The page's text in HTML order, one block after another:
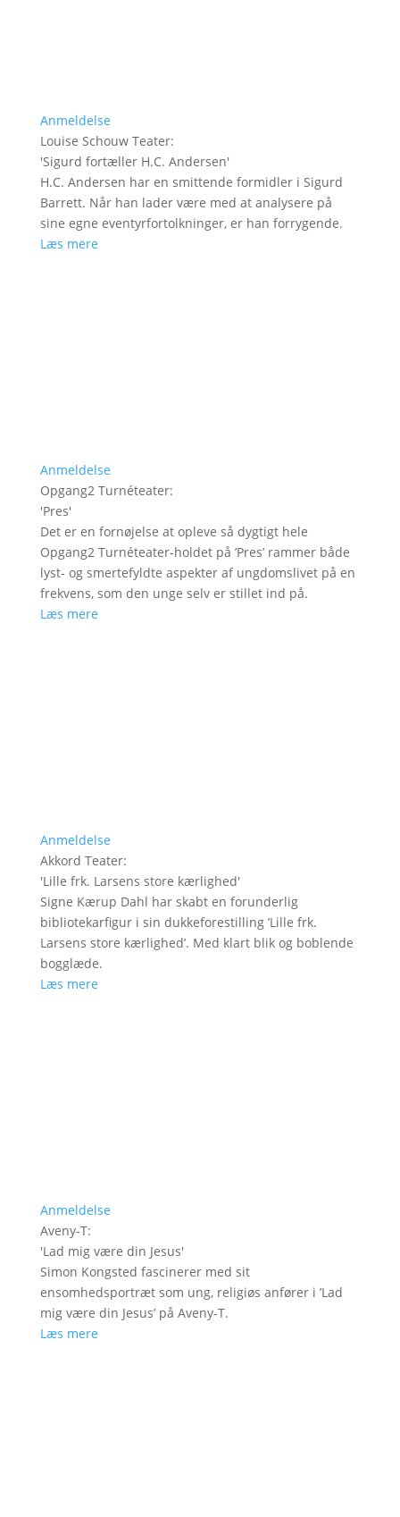
Anmeldelse
Louise Schouw Teater:
'Sigurd fortæller H.C. Andersen'
H.C. Andersen har en smittende formidler i Sigurd
Barrett. Når han lader være med at analysere på
sine egne eventyrfortolkninger, er han forrygende.
Læs mere
Anmeldelse
Opgang2 Turnéteater:
'Pres'
Det er en fornøjelse at opleve så dygtigt hele
Opgang2 Turnéteater-holdet på ’Pres’ rammer både
lyst- og smertefyldte aspekter af ungdomslivet på en
frekvens, som den unge selv er stillet ind på.
Læs mere
Anmeldelse
Akkord Teater:
'Lille frk. Larsens store kærlighed'
Signe Kærup Dahl har skabt en forunderlig
bibliotekarfigur i sin dukkeforestilling ’Lille frk.
Larsens store kærlighed’. Med klart blik og boblende
bogglæde.
Læs mere
Anmeldelse
Aveny-T:
'Lad mig være din Jesus'
Simon Kongsted fascinerer med sit
ensomhedsportræt som ung, religiøs anfører i ’Lad
mig være din Jesus’ på Aveny-T.
Læs mere